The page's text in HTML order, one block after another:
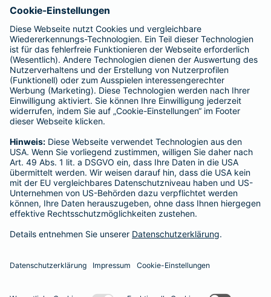
Badstr. 16
Tel.: 0175 1622875
Mobil: 0175 1622875
Heute geöffnetbis18:00
Badstraße 16
Tel.:0921 721006
Heute geöffnetbis20:00
Vermittler nach Namen, Stadt oder PLZ suchen
Startseite Bayreuth